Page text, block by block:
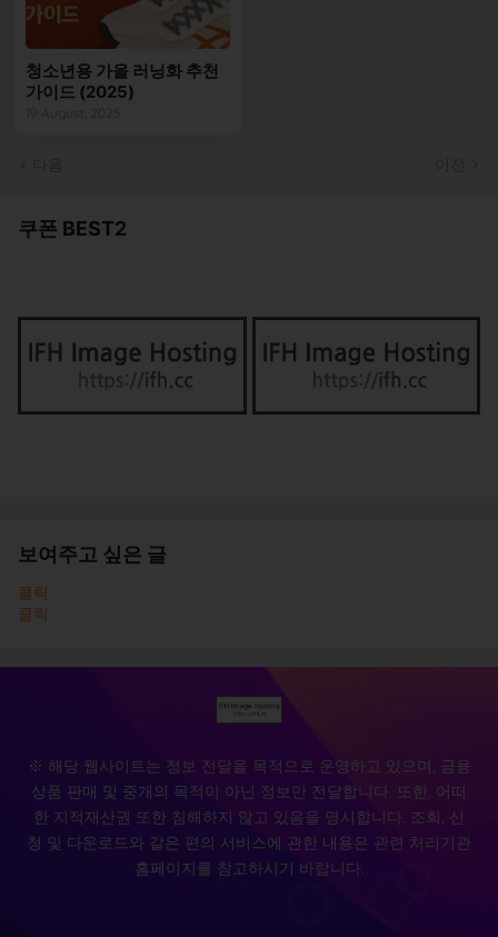
청소년용 가을 러닝화 추천
가이드 (2025)
쿠폰 BEST2
보여주고 싶은 글
클릭
클릭
※ 해당 웹사이트는 정보 전달을 목적으로 운영하고 있으며, 금융
상품 판매 및 중개의 목적이 아닌 정보만 전달합니다. 또한, 어떠
한 지적재산권 또한 침해하지 않고 있음을 명시합니다. 조회, 신
청 및 다운로드와 같은 편의 서비스에 관한 내용은 관련 처리기관
홈페이지를 참고하시기 바랍니다.